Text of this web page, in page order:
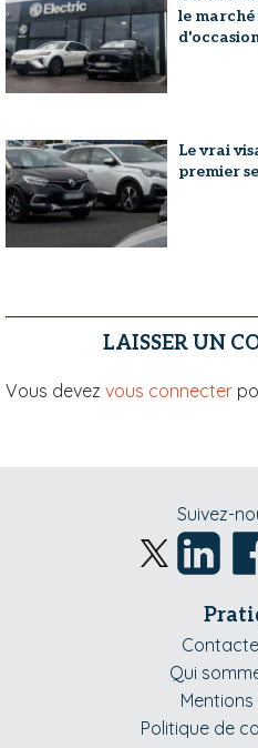
le
Le vrai
premier
LAISSER UN
Vous devez vous connecter
Suivez-
Qui
Politique de